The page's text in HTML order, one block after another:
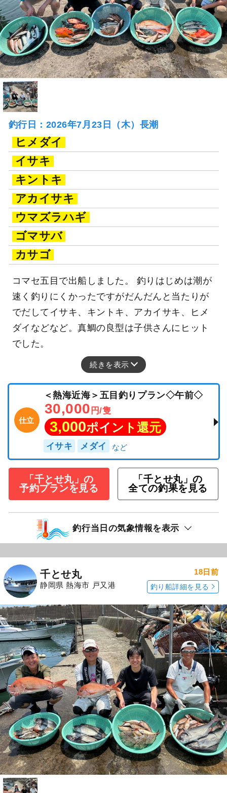
釣行日：2026年7月23日（木）長潮
ヒメダイ
イサキ
キントキ
アカイサキ
ウマズラハギ
ゴマサバ
カサゴ
コマセ五目で出船しました。 釣りはじめは潮が
速く釣りにくかったですがだんだんと当たりが
でだしてイサキ、キントキ、アカイサキ、ヒメ
ダイなどなど。真鯛の良型は子供さんにヒット
でした。
続きを表示
仕立
＜熱海近海＞五目釣りプラン◇午前◇
30,000 円/隻
3,000ポイント還元
イサキ メダイ
「千とせ丸」の
予約プランを見る
「千とせ丸」の
全ての釣果を見る
釣行当日の気象情報を表示
千とせ丸
静岡県 熱海市 戸又港
18日前
釣り船詳細を見る